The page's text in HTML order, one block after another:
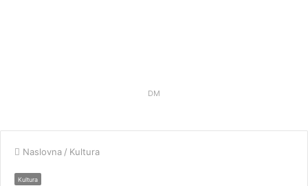
DM
Naslovna / Kultura
Kultura